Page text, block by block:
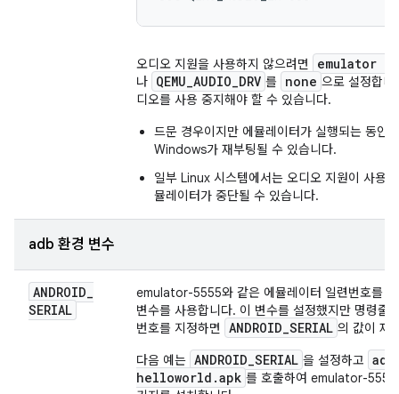
오디오 지원을 사용하지 않으려면 emulator -
나 QEMU_AUDIO_DRV 를 none 으로 설정합
디오를 사용 중지해야 할 수 있습니다.
드문 경우이지만 에뮬레이터가 실행되는 동안
Windows가 재부팅될 수 있습니다.
일부 Linux 시스템에서는 오디오 지원이 사용
뮬레이터가 중단될 수 있습니다.
adb 환경 변수
ANDROID_
SERIAL
emulator-5555와 같은 에뮬레이터 일련번호를
변수를 사용합니다. 이 변수를 설정했지만 명령줄
번호를 지정하면
ANDROID_SERIAL 의 값이 재
다음 예는 ANDROID_SERIAL 을 설정하고
helloworld.apk 를 호출하여 emulator-